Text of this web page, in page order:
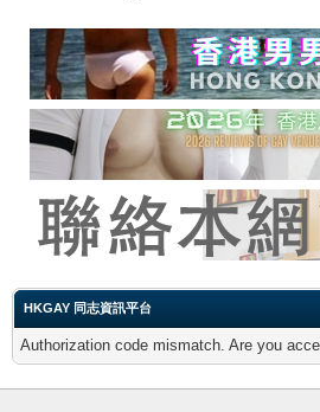
HKGAY 同志資訊平台
Authorization code mismatch. Are you